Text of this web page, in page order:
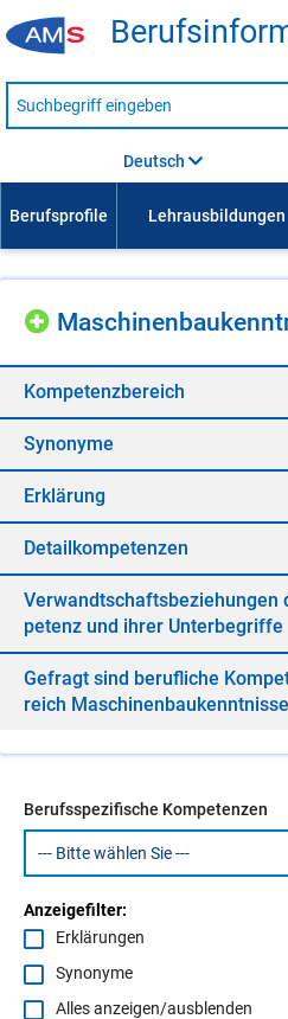
Suche
nach
Deutsch
Kom­pe­tenz­be­reich
Syn­ony­me
Er­klä­rung
De­tail­kom­pe­ten­zen
pe­tenz und ih­rer Un­ter­be­grif­fe
Ge­fragt sind be­ruf­li­che
reich
Berufsspezifische Kompetenzen
Anzeigefilter:
Erklärungen
Synonyme
Alles anzeigen/ausblenden